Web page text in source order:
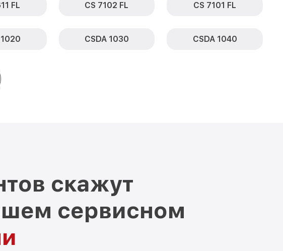
FL CS 7102 FL CS 7101 FL
1020 CSDA 1030 CSDA 1040
скажут
сервисном